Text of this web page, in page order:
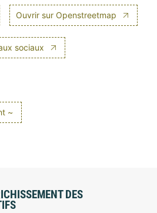
Ouvrir sur Openstreetmap
sociaux
~
DES